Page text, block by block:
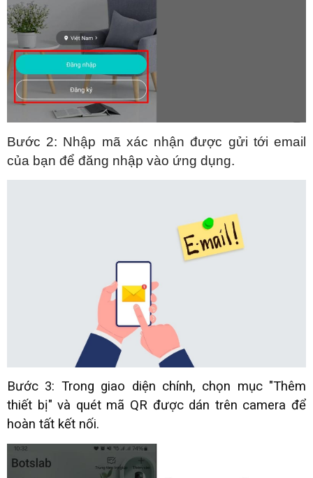
Bước 2: Nhập mã xác nhận được gửi tới email
của bạn để đăng nhập vào ứng dụng.
Bước 3: Trong giao diện chính, chọn mục "Thêm
thiết bị" và quét mã QR được dán trên camera để
hoàn tất kết nối.